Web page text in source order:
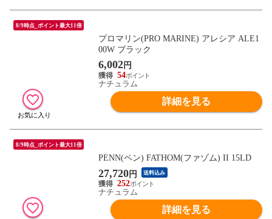
8/9時点_ポイント最大11倍
プロマリン(PRO MARINE) アレシア ALE1
00W ブラック
6,002円
54
ナチュラム
詳細を見る
8/9時点_ポイント最大11倍
PENN(ペン) FATHOM(ファゾム) II 15LD
27,720円 送料込み
252
ナチュラム
詳細を見る